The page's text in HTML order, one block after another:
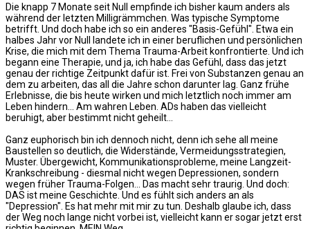
Die knapp 7 Monate seit Null empfinde ich bisher kaum anders als
während der letzten Milligrämmchen. Was typische Symptome
betrifft. Und doch habe ich so ein anderes "Basis-Gefühl". Etwa ein
halbes Jahr vor Null landete ich in einer beruflichen und persönlichen
Krise, die mich mit dem Thema Trauma-Arbeit konfrontierte. Und ich
begann eine Therapie, und ja, ich habe das Gefühl, dass das jetzt
genau der richtige Zeitpunkt dafür ist. Frei von Substanzen genau an
dem zu arbeiten, das all die Jahre schon darunter lag. Ganz frühe
Erlebnisse, die bis heute wirken und mich letztlich noch immer am
Leben hindern... Am wahren Leben. ADs haben das vielleicht
beruhigt, aber bestimmt nicht geheilt...
Ganz euphorisch bin ich dennoch nicht, denn ich sehe all meine
Baustellen so deutlich, die Widerstände, Vermeidungsstrategien,
Muster. Übergewicht, Kommunikationsprobleme, meine Langzeit-
Krankschreibung - diesmal nicht wegen Depressionen, sondern
wegen früher Trauma-Folgen... Das macht sehr traurig. Und doch:
DAS ist meine Geschichte. Und es fühlt sich anders an als
"Depression". Es hat mehr mit mir zu tun. Deshalb glaube ich, dass
der Weg noch lange nicht vorbei ist, vielleicht kann er sogar jetzt erst